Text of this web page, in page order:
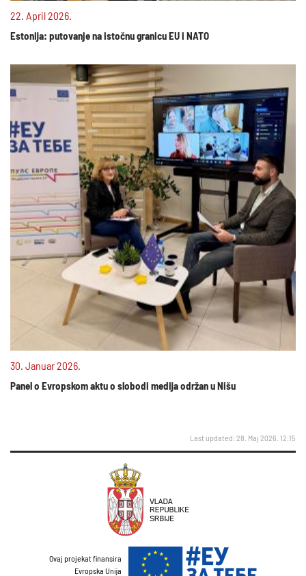
22. April 2026.
Estonija: putovanje na istočnu granicu EU i NATO
30. Januar 2026.
Panel o Evropskom aktu o slobodi medija održan u Nišu
Last updated: 28. Maj 2026. 12:15
Ovaj projekat finansira
Evropska Unija